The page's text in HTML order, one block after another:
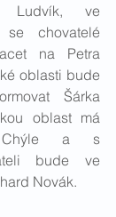
Ludvík, ve
se chovatelé
na Petra
oblasti bude
Šárka
oblast má
a s
bude ve
Novák.